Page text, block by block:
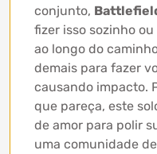
conjunto,
fizer isso sozinho
ao longo do
demais para fazer
causando impacto.
que pareça, este
de amor para polir
uma comunidade